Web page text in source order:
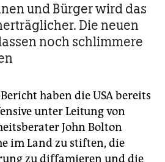
und Bürger wird das
Die neuen
noch schlimmere
haben die USA bereits
unter Leitung von
John Bolton
im Land zu stiften, die
zu diffamieren und die